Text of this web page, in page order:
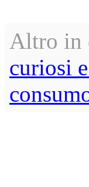
Altro in
curiosi